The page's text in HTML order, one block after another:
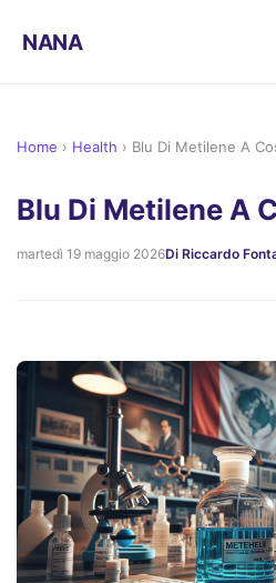
NANA
Home › Health › Blu Di Metilene A
Blu Di Metilene A
martedì 19 maggio 2026Di Riccardo